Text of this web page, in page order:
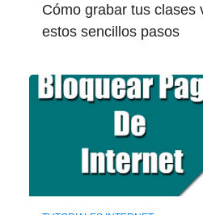
Cómo grabar tus clases
estos sencillos pasos